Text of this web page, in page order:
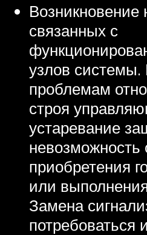
Возникновение
связанных с
узлов системы.
проблемам
строя
устаревание
невозможность
приобретения
или
Замена
потребоваться